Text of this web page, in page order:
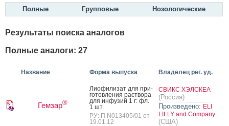
Полные Групповые Нозологические
Результаты поиска аналогов
Полные аналоги: 27
Название Форма выпуска Владелец рег. уд.
Гемзар®
Ли­офи­лизат для при­
готов­ле­ния рас­тво­ра
для ин­фу­зий 1 г: фл.
1 шт.
РУ: П N013405/01 от
19.01.12
СВИКС ХЭЛСКЕА
(Россия)
Произведено: ELI
LILLY and Company
(США)